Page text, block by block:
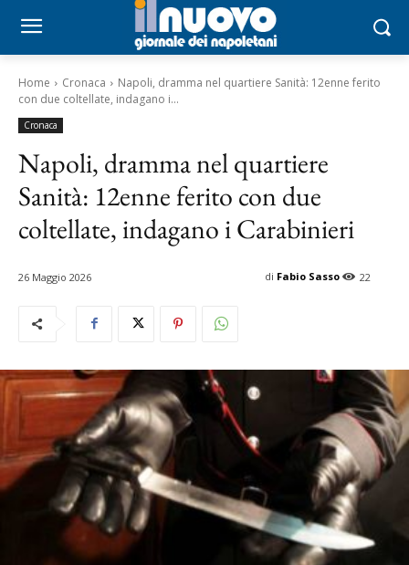
Home Cronaca
Napoli, dramma nel quartiere Sanità: 12enne ferito
con due coltellate, indagano i...
Cronaca
Napoli, dramma nel quartiere
Sanità: 12enne ferito con due
coltellate, indagano i Carabinieri
26 Maggio 2026 22
di Fabio Sasso